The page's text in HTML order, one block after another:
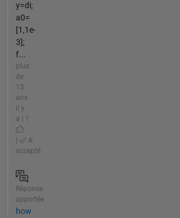
y=di;
a0=
[1,1e-
3];
f...
plus
de
13
ans
il y
a | 1
A
accepté
Réponse
apportée
how